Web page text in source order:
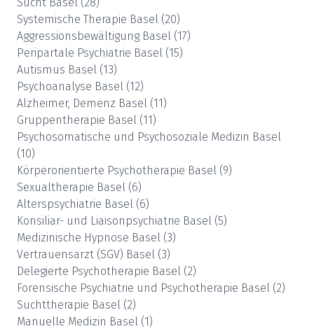
Systemische Therapie Basel (20)
Aggressionsbewältigung Basel (17)
Peripartale Psychiatrie Basel (15)
Autismus Basel (13)
Psychoanalyse Basel (12)
Alzheimer, Demenz Basel (11)
Gruppentherapie Basel (11)
Psychosomatische und Psychosoziale Medizin Basel
(10)
Körperorientierte Psychotherapie Basel (9)
Sexualtherapie Basel (6)
Alterspsychiatrie Basel (6)
Konsiliar- und Liaisonpsychiatrie Basel (5)
Medizinische Hypnose Basel (3)
Vertrauensarzt (SGV) Basel (3)
Delegierte Psychotherapie Basel (2)
Forensische Psychiatrie und Psychotherapie Basel (2)
Suchttherapie Basel (2)
Manuelle Medizin Basel (1)